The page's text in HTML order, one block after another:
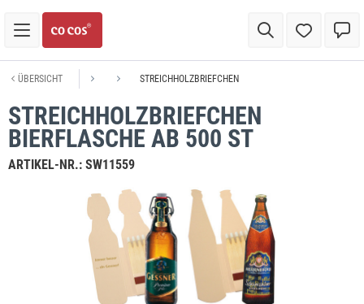
ÜBERSICHT STREICHHOLZBRIEFCHEN
STREICHHOLZBRIEFCHEN
BIERFLASCHE AB 500 ST
ARTIKEL-NR.: SW11559